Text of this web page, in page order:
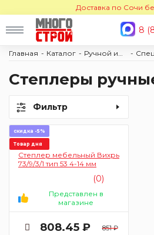
Доставка по Сочи
8
Главная Каталог
Степлеры
Фильтр
скидка -5%
Товар дня
Степлер мебельный Вихрь
73/9/3/1 тип 53 4-14 мм
(0)
Представлен в
магазине
808.45 ₽ 851 ₽